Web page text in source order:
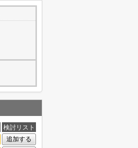
検討リスト
追加する